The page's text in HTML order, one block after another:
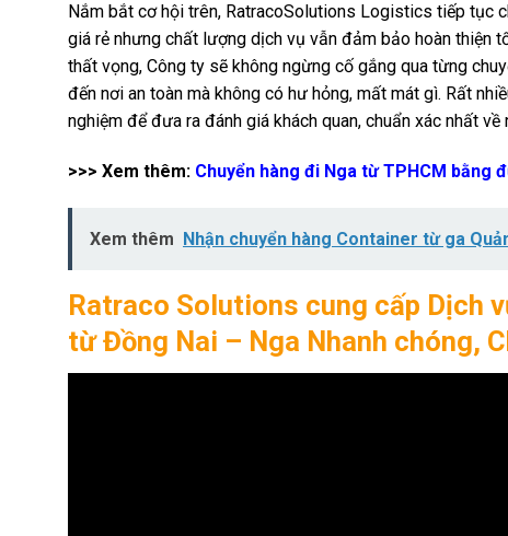
Nắm bắt cơ hội trên, RatracoSolutions Logistics tiếp tục
giá rẻ nhưng chất lượng dịch vụ vẫn đảm bảo hoàn thiện
thất vọng, Công ty sẽ không ngừng cố gắng qua từng
đến nơi an toàn mà không có hư hỏng, mất mát gì. Rất
nghiệm để đưa ra đánh giá khách quan, chuẩn xác nhất
>>> Xem thêm: Chuyển hàng đi Nga từ TPHCM bằng
Xem thêm Nhận chuyển hàng Container từ ga
Ratraco Solutions cung cấp Dịch
từ Đồng Nai – Nga Nhanh chóng,